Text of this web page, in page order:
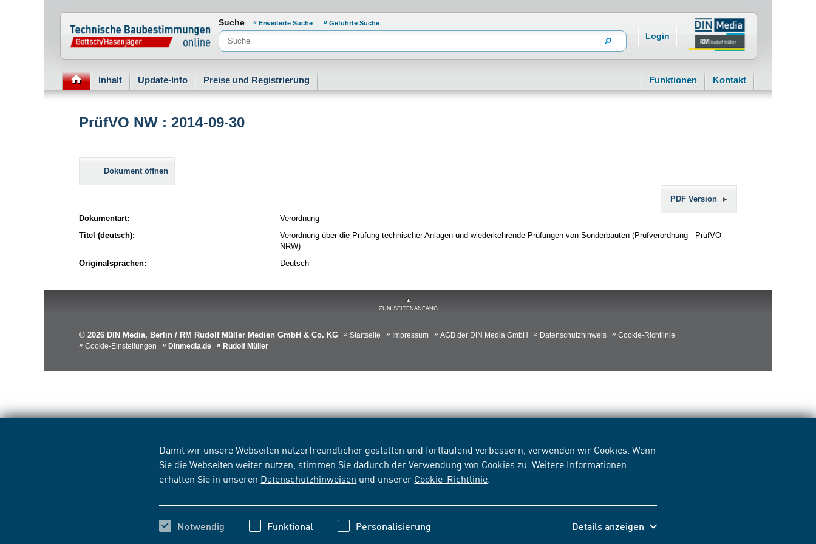
Damit wir unsere Webseiten nutzerfreundlicher gestalten und fortlaufend verbessern, verwenden wir Cookies. Wenn
Sie die Webseiten weiter nutzen, stimmen Sie dadurch der Verwendung von Cookies zu. Weitere Informationen
erhalten Sie in unseren Datenschutzhinweisen und unserer Cookie-Richtlinie
Notwendig Funktional Personalisierung Details anzeigen
Normenportal Barrierefreiheit
Suche Erweiterte Suche Geführte Suche
Login
Inhalt Update-Info Preise und Registrierung Funktionen Kontakt
PrüfVO NW : 2014-09-30
Dokument öffnen
PDF Version
Dokumentart:
Verordnung
Titel (deutsch):
Verordnung über die Prüfung technischer Anlagen und wiederkehrende Prüfungen von Sonderbauten (Prüfverordnung - PrüfVO
NRW)
Originalsprachen:
Deutsch
ZUM SEITENANFANG
© 2026 DIN Media, Berlin / RM Rudolf Müller Medien GmbH & Co. KG Startseite Impressum AGB der DIN Media GmbH Datenschutzhinweis
Cookie-Richtlinie
Cookie-Einstellungen
Dinmedia.de Rudolf Müller